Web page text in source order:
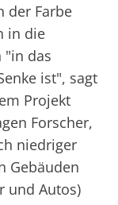
der Farbe
in die
"in das
ist", sagt
Projekt
Forscher,
niedriger
Gebäuden
und Autos)